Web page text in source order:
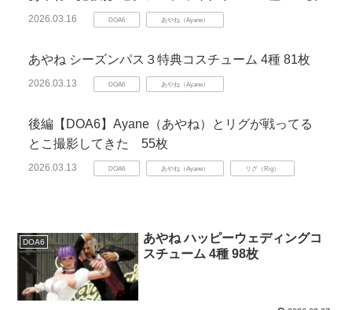
2026.03.16 DOA6 あやね（Ayane）
あやね シーズンパス３特典コスチューム 4種 81枚
2026.03.13 DOA6 あやね（Ayane）
後編【DOA6】Ayane（あやね）とリグが戦ってる
とこ撮影してきた 55枚
2026.03.13 DOA6 あやね（Ayane） リグ（Rig）
DOA6
あやね ハッピーウェディングコ
スチューム 4種 98枚